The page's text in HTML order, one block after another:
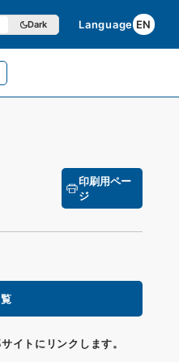
Dark Language EN
印刷用ペー
ジ
イトにリンクします。